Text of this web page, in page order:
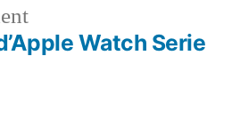
Article
précédent :Watch Serie